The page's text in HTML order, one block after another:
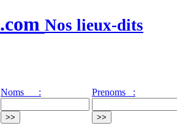
Nos lieux-dits
Noms : Prenoms :